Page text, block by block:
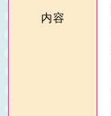
内容